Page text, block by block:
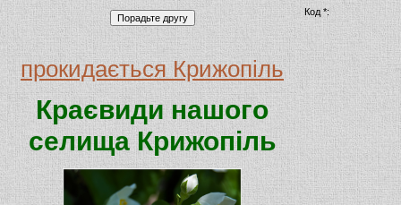
прокидається Крижопіль
Краєвиди нашого
селища Крижопіль
Код *: